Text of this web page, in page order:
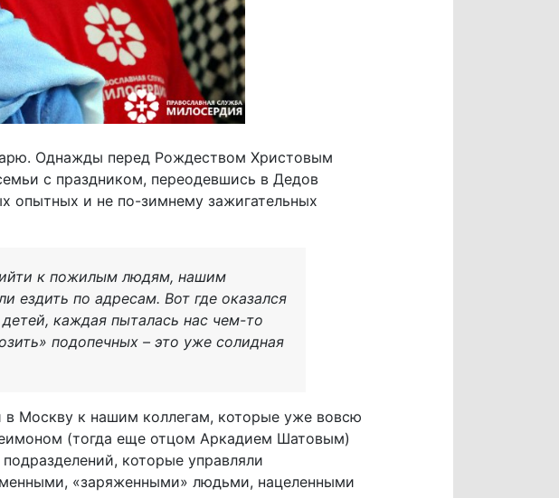
Однажды перед Рождеством Христовым
с праздником, переодевшись в Дедов
опытных и не по-зимнему зажигательных
к пожилым людям, нашим
ездить по адресам. Вот где оказался
каждая пыталась нас чем-то
подопечных – это уже солидная
Москву к нашим коллегам, которые уже вовсю
(тогда еще отцом Аркадием Шатовым)
которые управляли
«заряженными» людьми, нацеленными